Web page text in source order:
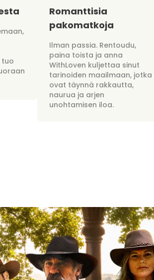
tuo
Romanttisia
pakomatkoja
Ilman passia. Rentoudu,
paina toista ja anna
WithLoven kuljettaa sinut
tarinoiden maailmaan, jotka
ovat täynnä rakkautta,
naurua ja arjen
unohtamisen iloa.